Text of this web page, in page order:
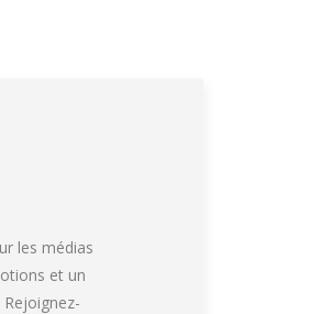
les médias
et un